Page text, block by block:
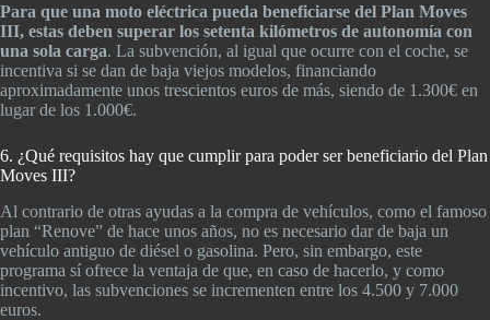
Para que una moto eléctrica pueda beneficiarse del Plan Moves
III, estas deben superar los setenta kilómetros de autonomía con
una sola carga. La subvención, al igual que ocurre con el coche, se
incentiva si se dan de baja viejos modelos, financiando
aproximadamente unos trescientos euros de más, siendo de 1.300€ en
lugar de los 1.000€.
6. ¿Qué requisitos hay que cumplir para poder ser beneficiario del Plan
Moves III?
Al contrario de otras ayudas a la compra de vehículos, como el famoso
plan “Renove” de hace unos años, no es necesario dar de baja un
vehículo antiguo de diésel o gasolina. Pero, sin embargo, este
programa sí ofrece la ventaja de que, en caso de hacerlo, y como
incentivo, las subvenciones se incrementen entre los 4.500 y 7.000
euros.